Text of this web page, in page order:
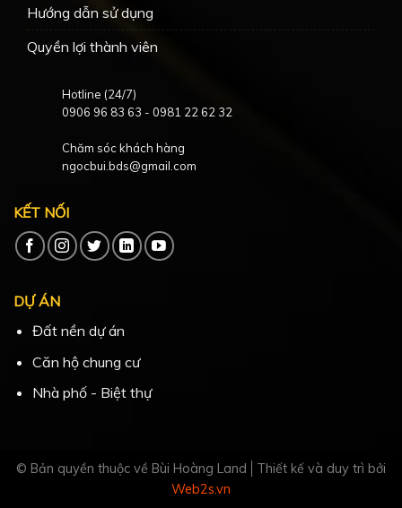
Hướng dẫn sử dụng
Quyền lợi thành viên
Hotline (24/7)
0906 96 83 63 - 0981 22 62 32
Chăm sóc khách hàng
ngocbui.bds@gmail.com
KẾT NỐI
DỰ ÁN
Đất nền dự án
Căn hộ chung cư
Nhà phố - Biệt thự
© Bản quyền thuộc về Bùi Hoàng Land
Thiết kế và duy trì bởi
Web2s.vn